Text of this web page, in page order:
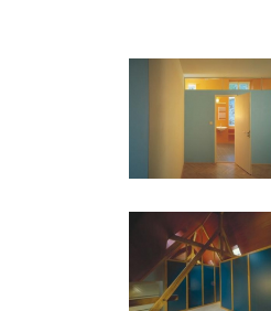
obnovy se staly tři
sousedícího parku
mimořádně
úrovně kruhových
je obytná, druhá je
nejvýše položená,
spolupáce s Jan
fotografie realizace